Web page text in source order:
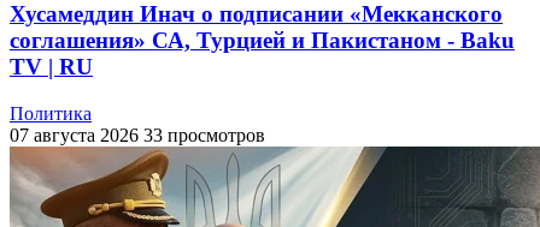
Хусамеддин Инач о подписании «Мекканского
соглашения» СА, Турцией и Пакистаном - Baku
TV | RU
Политика
07 августа 2026 33 просмотров